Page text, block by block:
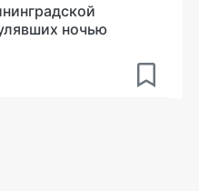
ночью